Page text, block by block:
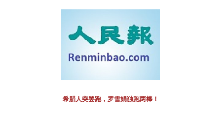
希腊人突罢跑，罗雪娟独跑两棒！